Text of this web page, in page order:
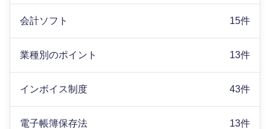
会計ソフト 15件
業種別のポイント 13件
インボイス制度 43件
電子帳簿保存法 13件